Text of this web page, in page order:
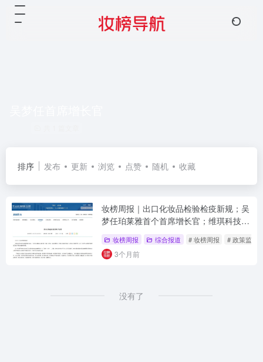
排序 发布 更新 浏览 点赞 随机 收藏
妆榜周报｜出口化妆品检验检疫新规；吴
梦任珀莱雅首个首席增长官；维琪科技北
妆榜周报 综合报道 # 妆榜周报 # 政策监管
3个月前
没有了